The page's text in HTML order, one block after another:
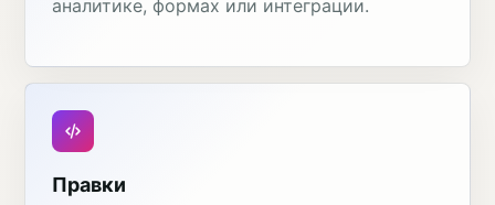
аналитике, формах или интеграции.
Правки